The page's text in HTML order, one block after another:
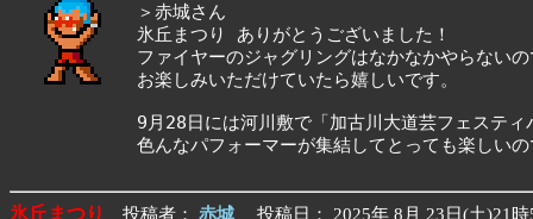
＞赤城さん
氷丘まつり ありがとうございました！
ファイヤーのジャグリングはなかなかやらない
お楽しみいただけていたら嬉しいです。
9月28日には河川敷で「加古川大道芸フェステ
色んなパフォーマーが集結してとっても楽しい
氷丘まつり 投稿者： 赤城 投稿日： 2025年 8月 23日(土)21時